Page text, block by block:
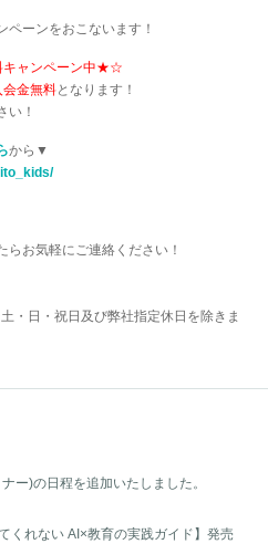
ーンをおこないます！
ャンペーン中★☆
会金無料となります！
い！
から▼
お気軽にご連絡ください！
・日・祝日及び弊社指定休日を除きま
ー)の日程を追加いたしました。
くれない AI×教育の実践ガイド】発売